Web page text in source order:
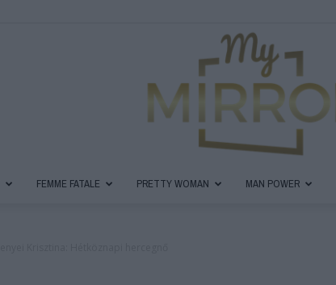
FEMME FATALE PRETTY WOMAN MAN POWER